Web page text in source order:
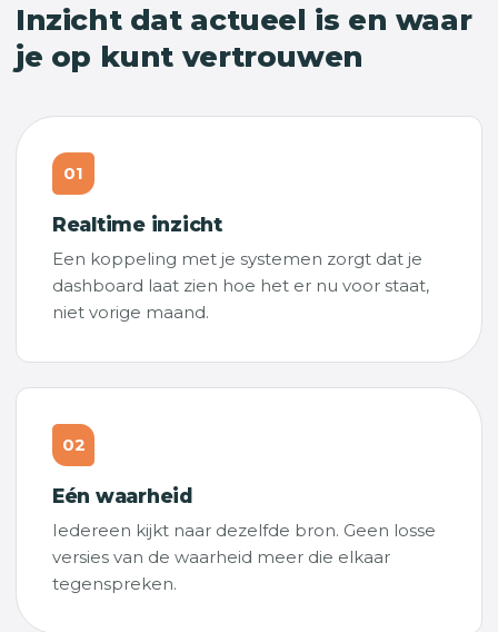
Inzicht dat actueel is en waar
je op kunt vertrouwen
01
Realtime inzicht
Een koppeling met je systemen zorgt dat je
dashboard laat zien hoe het er nu voor staat,
niet vorige maand.
02
Eén waarheid
Iedereen kijkt naar dezelfde bron. Geen losse
versies van de waarheid meer die elkaar
tegenspreken.